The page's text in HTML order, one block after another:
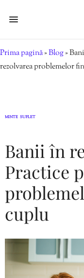
Prima pagină»Blog»
rezolvarea problemelor
MINTE SUFLET
Banii în
Practice
cuplu